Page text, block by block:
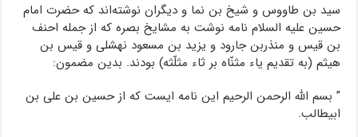
سید بن طاووس و شیخ بن نما و دیگران نوشته‌اند که حضرت امام
حسین علیه السلام نامه نوشت به مشایخ بصره که از جمله احنف
بن قیس و منذربن جارود و یزید بن مسعود نهشلی و قیس بن
هیثم (به تقدیم یاء مثنّاه بر ثاء مثلّثه) بودند. بدین مضمون:
” بسم الله الرحمن الرحیم این نامه‌ ایست که از حسین بن علی بن
ابیطالب.